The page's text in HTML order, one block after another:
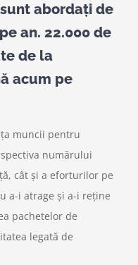
abordați de
an. 22.000 de
de la
acum pe
muncii pentru
numărului
cât și a eforturilor pe
a-i atrage și a-i reține
pachetelor de
legată de